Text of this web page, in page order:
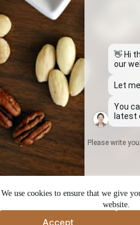
We use cookies to ensure that we give
website.
Accept
👋 Hi
our
Let
You
latest